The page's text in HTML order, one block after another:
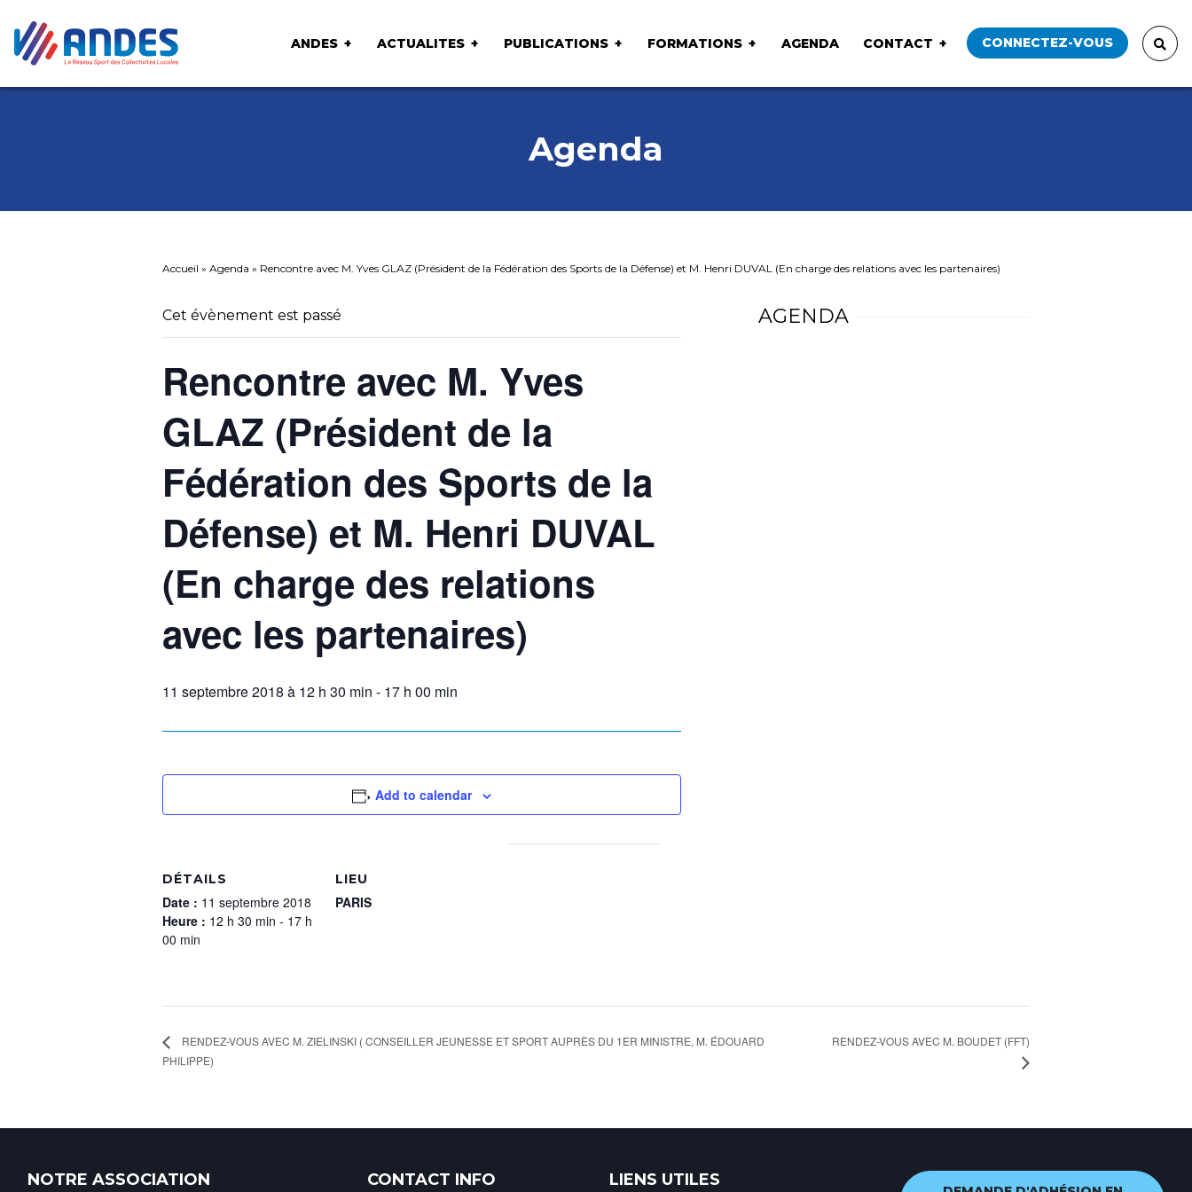
ANDES ACTUALITES PUBLICATIONS FORMATIONS AGENDA CONTACT CONNECTEZ-VOUS
Agenda
Accueil » Agenda » Rencontre avec M. Yves GLAZ (Président de la Fédération des Sports de la Défense) et M. Henri DUVAL (En charge des relations avec les partenaires)
Cet évènement est passé
Rencontre avec M. Yves
GLAZ (Président de la
Fédération des Sports de la
Défense) et M. Henri DUVAL
(En charge des relations
avec les partenaires)
11 septembre 2018 à 12 h 30 min - 17 h 00 min
Add to calendar
DÉTAILS
Date : 11 septembre 2018
Heure : 12 h 30 min - 17 h
00 min
LIEU
PARIS
AGENDA
RENDEZ-VOUS AVEC M. ZIELINSKI ( CONSEILLER JEUNESSE ET SPORT AUPRÈS DU 1ER MINISTRE, M. ÉDOUARD
PHILIPPE)
RENDEZ-VOUS AVEC M. BOUDET (FFT)
NOTRE ASSOCIATION CONTACT INFO LIENS UTILES